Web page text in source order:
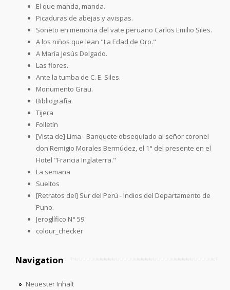
El que manda, manda.
Picaduras de abejas y avispas.
Soneto en memoria del vate peruano Carlos Emilio Siles.
A los niños que lean "La Edad de Oro."
A María Jesús Delgado.
Las flores.
Ante la tumba de C. E. Siles.
Monumento Grau.
Bibliografía
Tijera
Folletín
[Vista de] Lima - Banquete obsequiado al señor coronel
don Remigio Morales Bermúdez, el 1° del presente en el
Hotel "Francia Inglaterra."
La semana
Sueltos
[Retratos del] Sur del Perú - Indios del Departamento de
Puno.
Jeroglífico N° 59.
colour_checker
Navigation
Neuester Inhalt